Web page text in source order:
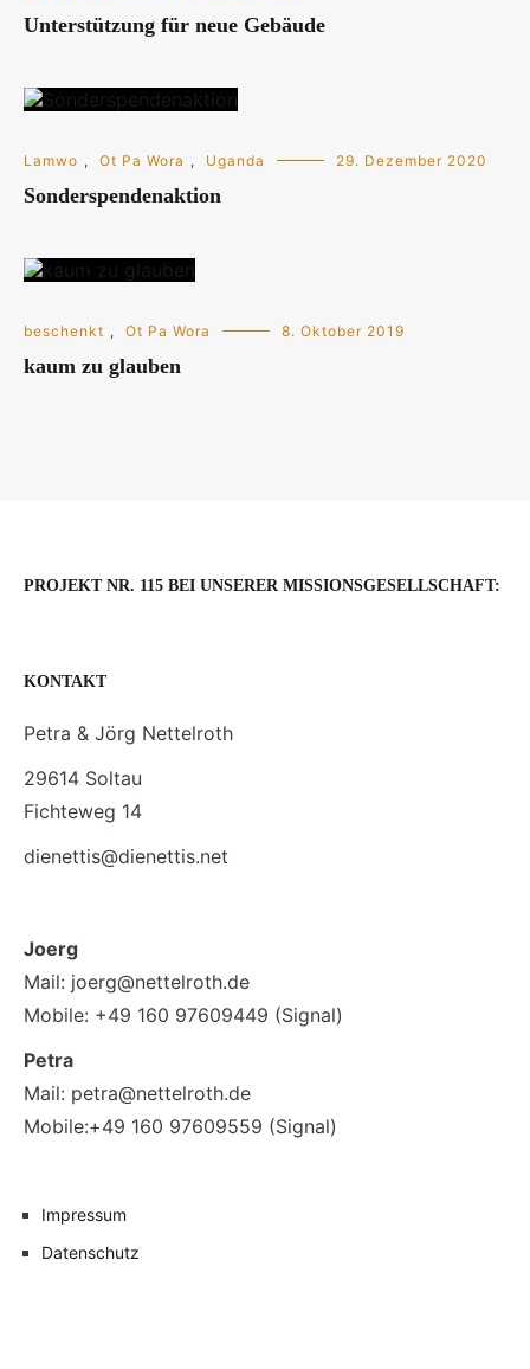
Unterstützung für neue Gebäude
Lamwo , Ot Pa Wora , Uganda 29. Dezember 2020
Sonderspendenaktion
beschenkt , Ot Pa Wora 8. Oktober 2019
kaum zu glauben
PROJEKT NR. 115 BEI UNSERER MISSIONSGESELLSCHAFT:
KONTAKT
Petra & Jörg Nettelroth
29614 Soltau
Fichteweg 14
dienettis@dienettis.net
Joerg
Mail: joerg@nettelroth.de
Mobile: +49 160 97609449 (Signal)
Petra
Mail: petra@nettelroth.de
Mobile:+49 160 97609559 (Signal)
Impressum
Datenschutz